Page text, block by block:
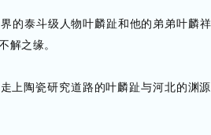
的泰斗级人物叶麟趾和他的弟弟叶麟
解之缘。
上陶瓷研究道路的叶麟趾与河北的